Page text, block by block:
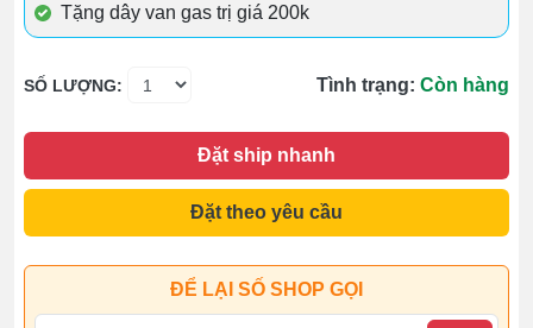
Tặng dây van gas trị giá 200k
SỐ LƯỢNG: Tình trạng: Còn hàng
Đặt ship nhanh
Đặt theo yêu cầu
ĐỂ LẠI SỐ SHOP GỌI